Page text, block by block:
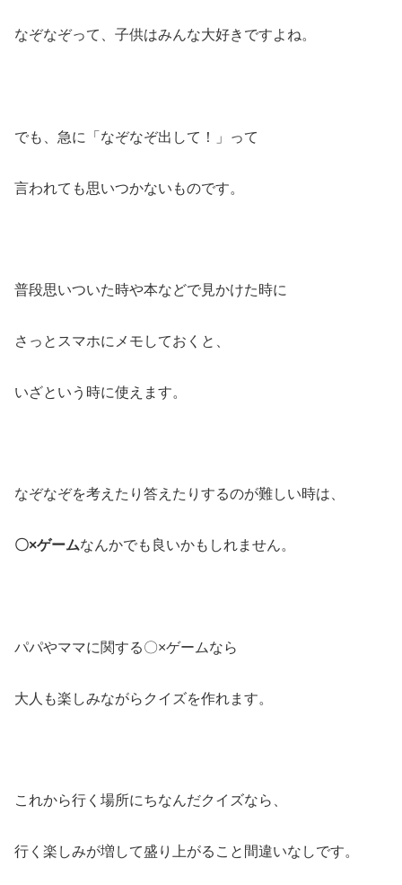
なぞなぞって、子供はみんな大好きですよね。
でも、急に「なぞなぞ出して！」って
言われても思いつかないものです。
普段思いついた時や本などで見かけた時に
さっとスマホにメモしておくと、
いざという時に使えます。
なぞなぞを考えたり答えたりするのが難しい時は、
〇×ゲームなんかでも良いかもしれません。
パパやママに関する〇×ゲームなら
大人も楽しみながらクイズを作れます。
これから行く場所にちなんだクイズなら、
行く楽しみが増して盛り上がること間違いなしです。